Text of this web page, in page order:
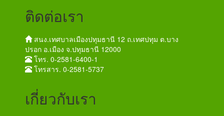
ติดต่อเรา
สนง.เทศบาลเมืองปทุมธานี 12 ถ.เทศปทุม ต.บาง
ปรอก อ.เมือง จ.ปทุมธานี 12000
โทร. 0-2581-6400-1
โทรสาร. 0-2581-5737
เกี่ยวกับเรา